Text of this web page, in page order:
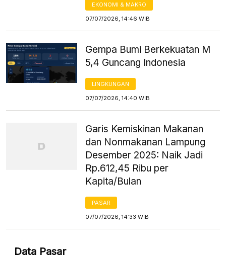
EKONOMI & MAKRO
07/07/2026, 14:46 WIB
Gempa Bumi Berkekuatan M
5,4 Guncang Indonesia
LINGKUNGAN
07/07/2026, 14:40 WIB
Garis Kemiskinan Makanan
dan Nonmakanan Lampung
Desember 2025: Naik Jadi
Rp.612,45 Ribu per
Kapita/Bulan
PASAR
07/07/2026, 14:33 WIB
Data Pasar